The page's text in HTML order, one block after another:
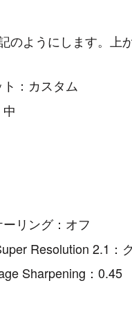
のようにします。上
：カスタム
リング：オフ
Resolution 2.1：
Sharpening：0.45